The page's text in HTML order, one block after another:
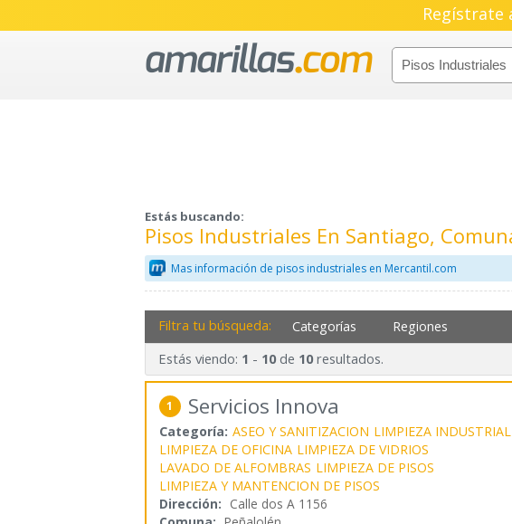
Regístrate
Estás buscando:
Pisos Industriales En Santiago,
Mas información de pisos industriales en Mercantil.com
Filtra tu búsqueda: Categorías Regiones
Estás viendo: 1 - 10de 10resultados.
1 Servicios Innova
Categoría: ASEO Y SANITIZACION LIMPIEZA INDUSTRIAL
LIMPIEZA DE OFICINA LIMPIEZA DE VIDRIOS
LAVADO DE ALFOMBRAS LIMPIEZA DE PISOS
LIMPIEZA Y MANTENCION DE PISOS
Dirección: Calle dos A 1156